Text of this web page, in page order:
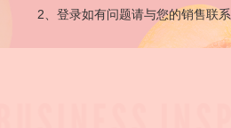
2、登录如有问题请与您的销售联系